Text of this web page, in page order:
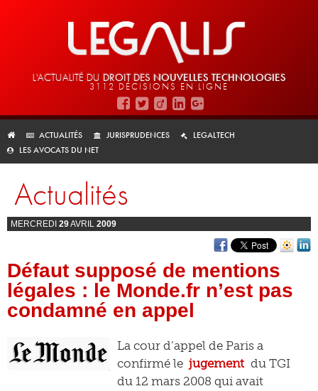
L'ACTUALITÉ DU DROIT DES NOUVELLES TECHNOLOGIES
3112 DÉCISIONS EN LIGNE
ACTUALITÉS JURISPRUDENCES
LEGALTECH
LES AVOCATS DU NET
Actualités
MERCREDI 29AVRIL 2009
Défaut supposé de mentions
légales : le Monde.fr n’est pas
condamné en appel
La cour d’appel de Paris a
confirmé le jugement du TGI
du 12 mars 2008 qui avait